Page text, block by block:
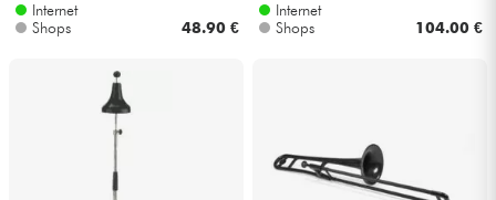
Internet
Shops
48.90 €
Internet
Shops
104.00 €